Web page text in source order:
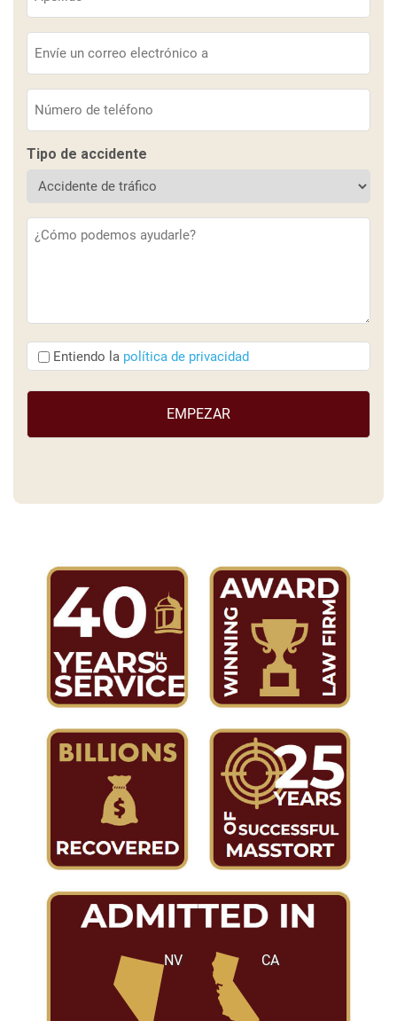
Correo
electrónico
(Obligatorio)
Teléfono
(Obligatorio)
Tipo de accidente
Descripción
(Obligatorio)
Entiendo
que
Entiendo la política de privacidad
NV CA